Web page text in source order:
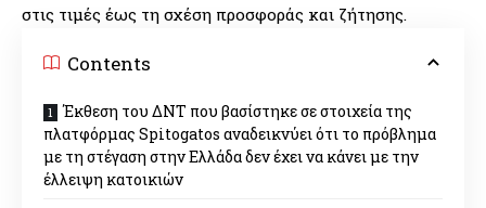
στις τιμές έως τη σχέση προσφοράς και ζήτησης.
Contents
Έκθεση του ΔΝΤ που βασίστηκε σε στοιχεία της
πλατφόρμας Spitogatos αναδεικνύει ότι το πρόβλημα
με τη στέγαση στην Ελλάδα δεν έχει να κάνει με την
έλλειψη κατοικιών